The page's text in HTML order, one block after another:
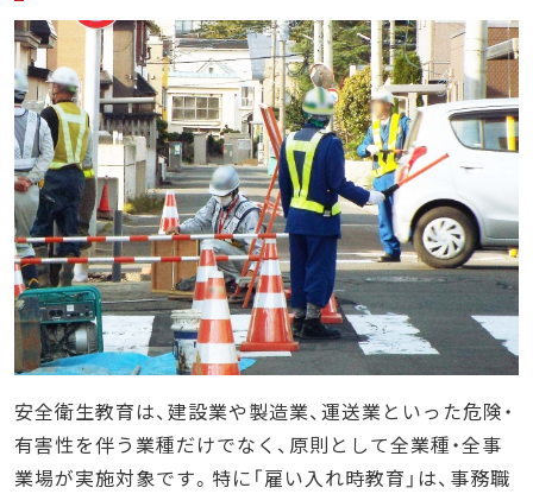
安全衛生教育は、建設業や製造業、運送業といった危険・
有害性を伴う業種だけでなく、原則として全業種・全事
業場が実施対象です。特に「雇い入れ時教育」は、事務職